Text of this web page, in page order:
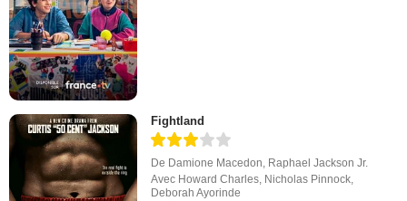
Fightland
De Damione Macedon, Raphael Jackson Jr.
Avec Howard Charles, Nicholas Pinnock,
Deborah Ayorinde